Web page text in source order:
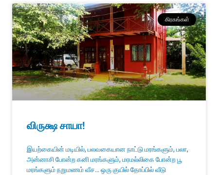
கிரகங்கள்
விருக்ஷ சாயா!
இயற்கையின் மடியில், பலவகையான நாட்டு மரங்களும், பலா,
அன்னாசி போன்ற கனி மரங்களும், மரமல்லிகை போன்ற பூ
மரங்களும் நறுமணம் வீச… ஒரு குயில் தோப்பில் வீடு